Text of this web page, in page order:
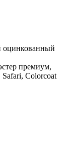
оцинкованный
премиум,
Colorcoat